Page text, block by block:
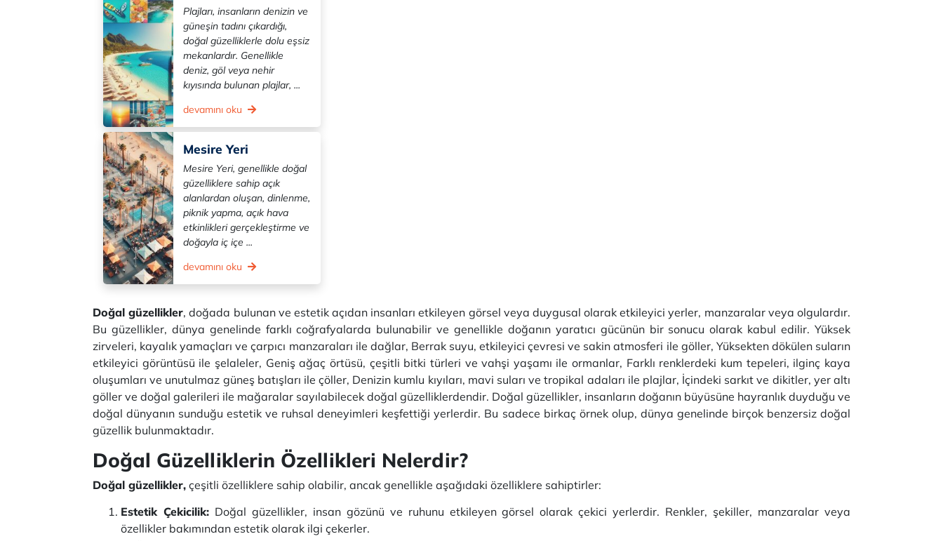
Plajları, insanların denizin ve
güneşin tadını çıkardığı,
doğal güzelliklerle dolu eşsiz
mekanlardır. Genellikle
deniz, göl veya nehir
kıyısında bulunan plajlar, ...
devamını oku
Mesire Yeri
Mesire Yeri, genellikle doğal
güzelliklere sahip açık
alanlardan oluşan, dinlenme,
piknik yapma, açık hava
etkinlikleri gerçekleştirme ve
doğayla iç içe ...
devamını oku
Doğal güzellikler, doğada bulunan ve estetik açıdan insanları etkileyen görsel veya duygusal olarak etkileyici yerler, manzaralar veya olgulardır.
Bu güzellikler, dünya genelinde farklı coğrafyalarda bulunabilir ve genellikle doğanın yaratıcı gücünün bir sonucu olarak kabul edilir. Yüksek
zirveleri, kayalık yamaçları ve çarpıcı manzaraları ile dağlar, Berrak suyu, etkileyici çevresi ve sakin atmosferi ile göller, Yüksekten dökülen suların
etkileyici görüntüsü ile şelaleler, Geniş ağaç örtüsü, çeşitli bitki türleri ve vahşi yaşamı ile ormanlar, Farklı renklerdeki kum tepeleri, ilginç kaya
oluşumları ve unutulmaz güneş batışları ile çöller, Denizin kumlu kıyıları, mavi suları ve tropikal adaları ile plajlar, İçindeki sarkıt ve dikitler, yer altı
göller ve doğal galerileri ile mağaralar sayılabilecek doğal güzelliklerdendir. Doğal güzellikler, insanların doğanın büyüsüne hayranlık duyduğu ve
doğal dünyanın sunduğu estetik ve ruhsal deneyimleri keşfettiği yerlerdir. Bu sadece birkaç örnek olup, dünya genelinde birçok benzersiz doğal
güzellik bulunmaktadır.
Doğal Güzelliklerin Özellikleri Nelerdir?
Doğal güzellikler, çeşitli özelliklere sahip olabilir, ancak genellikle aşağıdaki özelliklere sahiptirler:
Estetik Çekicilik:Doğal güzellikler, insan gözünü ve ruhunu etkileyen görsel olarak çekici yerlerdir. Renkler, şekiller, manzaralar veya
özellikler bakımından estetik olarak ilgi çekerler.